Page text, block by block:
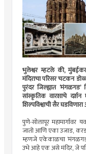
भुलेश्वर म्हटले की,
मंदिराचा परिसर चटकन
पुरंदर जिल्ह्यात ‌‘मंगळगड‌’
सांस्कृतिक वारशाचे दर्शन
शिल्पविश्वाची सैर
पुणे-सोलापूर
जातो आणि एका उजाड,
म्हणजे एकेकाळचा
उभे आहे एक असे मंदिर, जे